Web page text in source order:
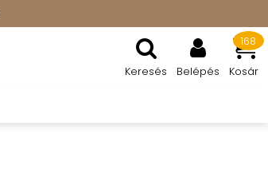
Keresés Belépés Kosár
168